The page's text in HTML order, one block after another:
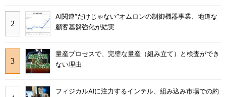
AI関連“だけじゃない”オムロンの制御機器事業、地道な
顧客基盤強化が結実
量産プロセスで、完璧な量産（組み立て）と検査ができ
ない理由
フィジカルAIに注力するインテル、組み込み市場での約